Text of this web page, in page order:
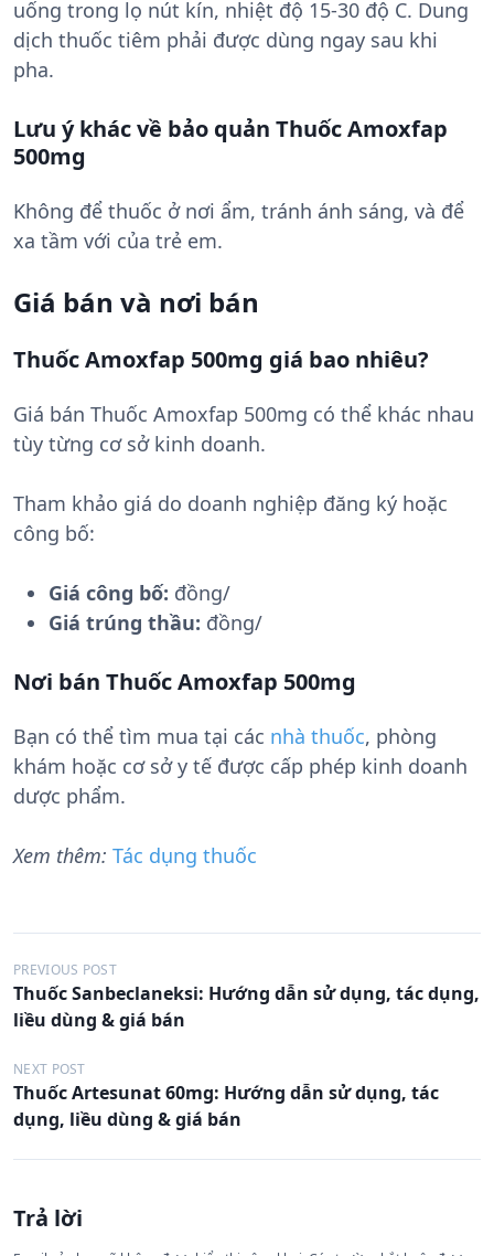
uống trong lọ nút kín, nhiệt độ 15-30 độ C. Dung
dịch thuốc tiêm phải được dùng ngay sau khi
pha.
Lưu ý khác về bảo quản Thuốc Amoxfap
500mg
Không để thuốc ở nơi ẩm, tránh ánh sáng, và để
xa tầm với của trẻ em.
Giá bán và nơi bán
Thuốc Amoxfap 500mg giá bao nhiêu?
Giá bán Thuốc Amoxfap 500mg có thể khác nhau
tùy từng cơ sở kinh doanh.
Tham khảo giá do doanh nghiệp đăng ký hoặc
công bố:
Giá công bố: đồng/
Giá trúng thầu: đồng/
Nơi bán Thuốc Amoxfap 500mg
Bạn có thể tìm mua tại các nhà thuốc, phòng
khám hoặc cơ sở y tế được cấp phép kinh doanh
dược phẩm.
Xem thêm: Tác dụng thuốc
Đ
i
u
h
ư
n
PREVIOUS POST
Thuốc Sanbeclaneksi: Hướng dẫn sử dụng, tác dụng,
liều dùng & giá bán
NEXT POST
Thuốc Artesunat 60mg: Hướng dẫn sử dụng, tác
dụng, liều dùng & giá bán
Trả lời